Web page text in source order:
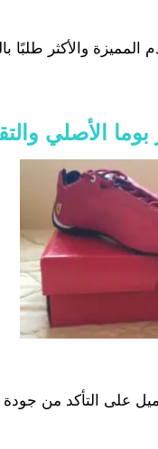
والأكثر طلبًا
الأصلي
على التأكد من